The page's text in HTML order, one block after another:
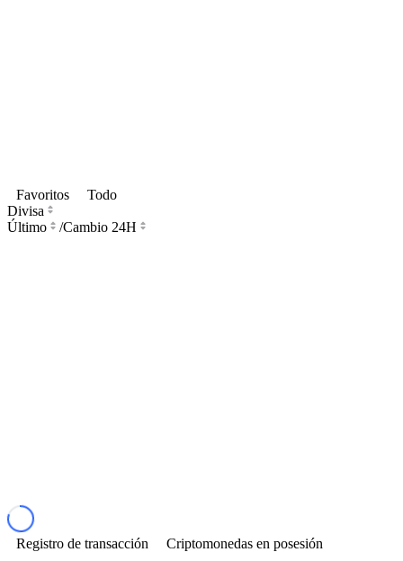
Favoritos
Todo
Divisa
Último
/Cambio 24H
Registro de transacción
Criptomonedas en posesión